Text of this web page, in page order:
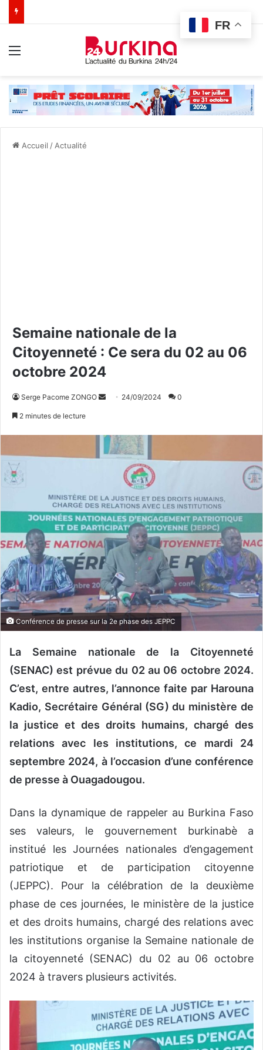
Accueil / Actualité
Semaine nationale de la
Citoyenneté : Ce sera du 02 au 06
octobre 2024
Serge Pacome ZONGO
o
y
u
n
c
o
u
r
r
i
e
l
24/09/2024 0
2 minutes de lecture
Conférence de presse sur la 2e phase des JEPPC
La Semaine nationale de la Citoyenneté
(SENAC) est prévue du 02 au 06 octobre 2024.
C’est, entre autres, l’annonce faite par Harouna
Kadio, Secrétaire Général (SG) du ministère de
la justice et des droits humains, chargé des
relations avec les institutions, ce mardi 24
septembre 2024, à l’occasion d’une conférence
de presse à Ouagadougou.
Dans la dynamique de rappeler au Burkina Faso
ses valeurs, le gouvernement burkinabè a
institué les Journées nationales d’engagement
patriotique et de participation citoyenne
(JEPPC). Pour la célébration de la deuxième
phase de ces journées, le ministère de la justice
et des droits humains, chargé des relations avec
les institutions organise la Semaine nationale de
la citoyenneté (SENAC) du 02 au 06 octobre
2024 à travers plusieurs activités.
FR